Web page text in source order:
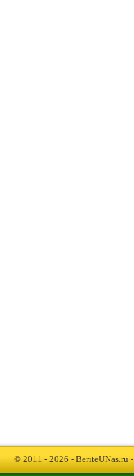
© 2011 - 2026 - BeriteUNas.ru -